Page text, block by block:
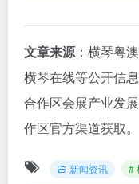
文章来源：横琴粤
横琴在线等公开信息
合作区会展产业发
作区官方渠道获取。
新闻资讯
#